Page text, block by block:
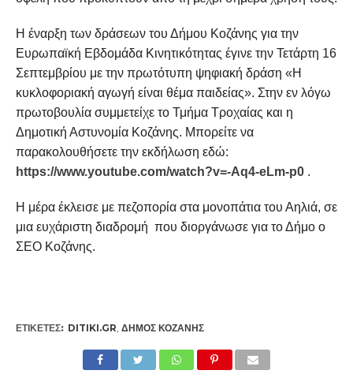
Η έναρξη των δράσεων του Δήμου Κοζάνης για την
Ευρωπαϊκή Εβδομάδα Κινητικότητας έγινε την Τετάρτη 16
Σεπτεμβρίου με την πρωτότυπη ψηφιακή δράση «Η
κυκλοφοριακή αγωγή είναι θέμα παιδείας». Στην εν λόγω
πρωτοβουλία συμμετείχε το Τμήμα Τροχαίας και η
Δημοτική Αστυνομία Κοζάνης. Μπορείτε να
παρακολουθήσετε την εκδήλωση εδώ:
https://www.youtube.com/watch?v=-Aq4-eLm-p0.
Η μέρα έκλεισε με πεζοπορία στα μονοπάτια του Αηλιά, σε
μια ευχάριστη διαδρομή που διοργάνωσε για το Δήμο ο
ΣΕΟ Κοζάνης.
ΕΤΙΚΕΤΕΣ: DITIKI.GR ΔΉΜΟΣ ΚΟΖΆΝΗΣ